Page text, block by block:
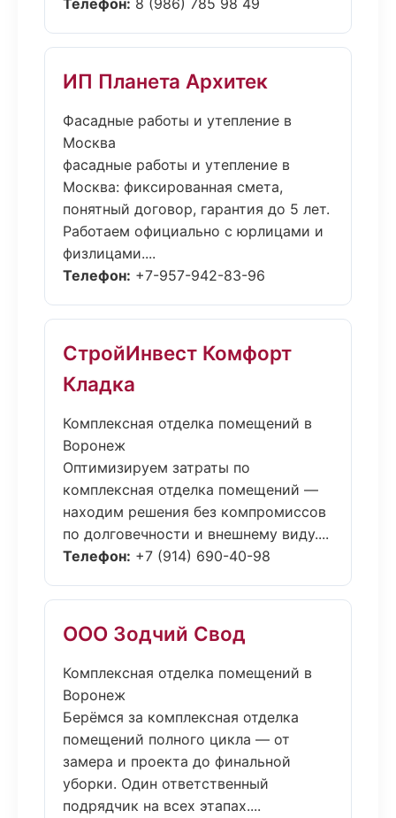
Телефон: 8 (986) 785 98 49
ИП Планета Архитек
Фасадные работы и утепление в
Москва
фасадные работы и утепление в
Москва: фиксированная смета,
понятный договор, гарантия до 5 лет.
Работаем официально с юрлицами и
физлицами....
Телефон: +7-957-942-83-96
СтройИнвест Комфорт
Кладка
Комплексная отделка помещений в
Воронеж
Оптимизируем затраты по
комплексная отделка помещений —
находим решения без компромиссов
по долговечности и внешнему виду....
Телефон: +7 (914) 690-40-98
ООО Зодчий Свод
Комплексная отделка помещений в
Воронеж
Берёмся за комплексная отделка
помещений полного цикла — от
замера и проекта до финальной
уборки. Один ответственный
подрядчик на всех этапах....